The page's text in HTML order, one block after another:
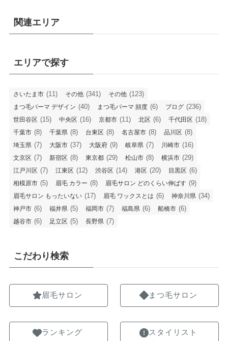
関連エリア
エリアで探す
さいたま市 (11) その他 (341) その他 (123)
まつ毛パーマ デザイン (40) まつ毛パーマ 頻度 (6) ブログ (236)
世田谷区 (15) 中央区 (16) 京都市 (11) 北区 (6) 千代田区 (18)
千葉市 (8) 千葉県 (8) 台東区 (8) 名古屋市 (8) 品川区 (8)
埼玉県 (7) 大阪市 (37) 大阪府 (9) 岐阜県 (7) 川崎市 (16)
文京区 (7) 新宿区 (8) 東京都 (29) 松山市 (8) 横浜市 (29)
江戸川区 (7) 江東区 (12) 渋谷区 (14) 港区 (20) 目黒区 (6)
相模原市 (5) 眉毛 カラー (8) 眉毛サロン どのくらい伸ばす (9)
眉毛サロン もったいない (17) 眉毛 ワックスとは (6) 神奈川県 (34)
神戸市 (6) 福井県 (5) 福岡市 (7) 福島県 (6) 船橋市 (6)
越谷市 (6) 足立区 (5) 長野県 (7)
こだわり検索
眉毛サロン
ランキング
まつ毛サロン
スタイリスト